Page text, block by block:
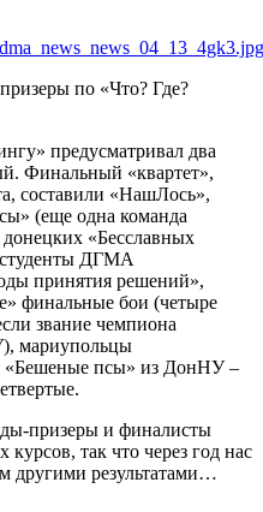
по «Что? Где?
предусматривал два
Финальный «квартет»,
составили «НашЛось»,
(еще одна команда
«Бесславных
ДГМА
принятия решений»,
финальные бои (четыре
звание чемпиона
мариупольцы
«Бешеные псы» из ДонНУ –
призеры и финалисты
курсов, так что через год нас
другими результатами…